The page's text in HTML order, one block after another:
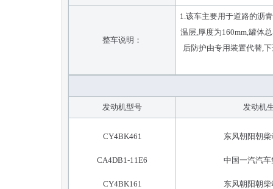
整车说明：
1.该车主要用于道路的沥
温层,厚度为160mm,罐体
后防护由专用装置代替,
发动机型号 发动机
CY4BK461
CA4DB1-11E6
CY4BK161
东风朝阳朝
中国一汽汽
东风朝阳朝